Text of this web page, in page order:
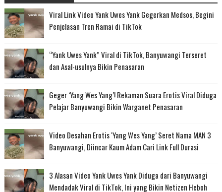
Viral Link Video Yank Uwes Yank Gegerkan Medsos, Begini
Penjelasan Tren Ramai di TikTok
“Yank Uwes Yank” Viral di TikTok, Banyuwangi Terseret
dan Asal-usulnya Bikin Penasaran
Geger ‘Yang Wes Yang’! Rekaman Suara Erotis Viral Diduga
Pelajar Banyuwangi Bikin Warganet Penasaran
Video Desahan Erotis ‘Yang Wes Yang’ Seret Nama MAN 3
Banyuwangi, Diincar Kaum Adam Cari Link Full Durasi
3 Alasan Video Yank Uwes Yank Diduga dari Banyuwangi
Mendadak Viral di TikTok, Ini yang Bikin Netizen Heboh